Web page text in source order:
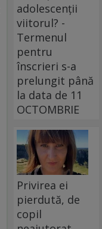
adolescenții
viitorul? -
Termenul
pentru
înscrieri s-a
prelungit până
la data de 11
OCTOMBRIE
Privirea ei
pierdută, de
copil